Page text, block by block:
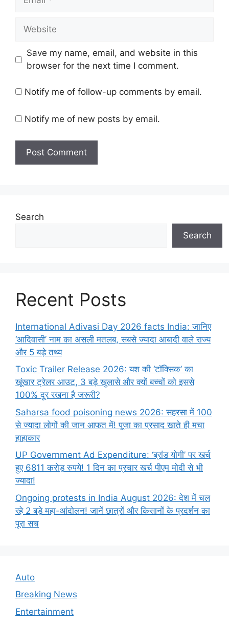
Website
Save my name, email, and website in this
browser for the next time I comment.
Notify me of follow-up comments by email.
Notify me of new posts by email.
Search
Search
Recent Posts
International Adivasi Day 2026 facts India: जानिए
‘आदिवासी’ नाम का असली मतलब, सबसे ज्यादा आबादी वाले राज्य
और 5 बड़े तथ्य
Toxic Trailer Release 2026: यश की ‘टॉक्सिक’ का
खूंखार ट्रेलर आउट, 3 बड़े खुलासे और क्यों बच्चों को इससे
100% दूर रखना है जरूरी?
Saharsa food poisoning news 2026: सहरसा में 100
से ज्यादा लोगों की जान आफत में! पूजा का प्रसाद खाते ही मचा
हाहाकार
UP Government Ad Expenditure: ‘ब्रांड योगी’ पर खर्च
हुए 6811 करोड़ रुपये! 1 दिन का प्रचार खर्च पीएम मोदी से भी
ज्यादा!
Ongoing protests in India August 2026: देश में चल
रहे 2 बड़े महा-आंदोलन! जानें छात्रों और किसानों के प्रदर्शन का
पूरा सच
Auto
Breaking News
Entertainment